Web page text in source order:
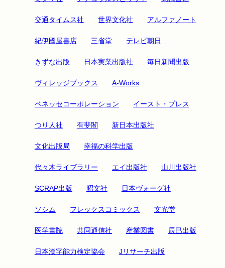
交通タイムス社 世界文化社 アルファノート
紀伊國屋書店 三省堂 テレビ朝日
きずな出版 日本実業出版社 毎日新聞出版
ヴィレッジブックス A-Works
ベネッセコーポレーション イースト・プレス
つり人社 有斐閣 新日本出版社
文化出版局 幸福の科学出版
代々木ライブラリー エイ出版社 山川出版社
SCRAP出版 昭文社 日本ヴォーグ社
ソシム フレックスコミックス 文光堂
医学書院 共同通信社 産業図書 辰巳出版
日本漢字能力検定協会 Jリサーチ出版